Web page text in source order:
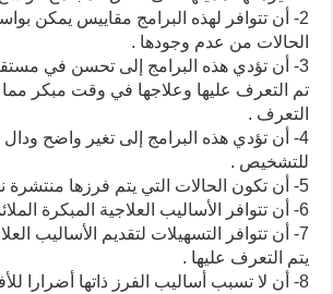
2- أن تتوافر لهذه البرامج مقاييس يمكن
الحالات من عدم وجودها .
3- أن تؤدي هذه البرامج إلى تحسن في
تم التعرف عليها وعلاجها في وقت مبكر
التعرف .
4- أن تؤدي هذه البرامج إلى تغير واضح ودال
للتشخيص .
5- أن تكون الحالات التي يتم فرزها منتشرة نسبيا .
6- أن تتوافر الأساليب العلاجية المبكرة الملائمة .
7- أن تتوافر التسهيلات لتقديم الأساليب
يتم التعرف عليها .
8- أن لا تسبب أساليب الفرز ذاتها أضرارا